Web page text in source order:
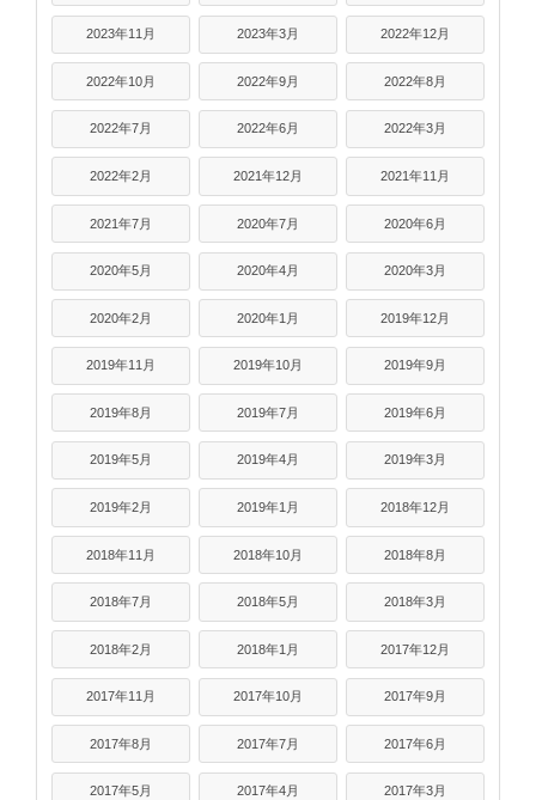
2023年11月 2023年3月 2022年12月
2022年10月 2022年9月 2022年8月
2022年7月 2022年6月 2022年3月
2022年2月 2021年12月 2021年11月
2021年7月 2020年7月 2020年6月
2020年5月 2020年4月 2020年3月
2020年2月 2020年1月 2019年12月
2019年11月 2019年10月 2019年9月
2019年8月 2019年7月 2019年6月
2019年5月 2019年4月 2019年3月
2019年2月 2019年1月 2018年12月
2018年11月 2018年10月 2018年8月
2018年7月 2018年5月 2018年3月
2018年2月 2018年1月 2017年12月
2017年11月 2017年10月 2017年9月
2017年8月 2017年7月 2017年6月
2017年5月 2017年4月 2017年3月